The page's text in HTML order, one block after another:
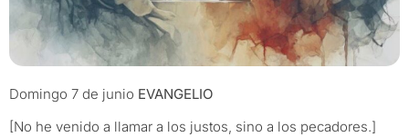
Domingo 7 de junio EVANGELIO
[No he venido a llamar a los justos, sino a los pecadores.]